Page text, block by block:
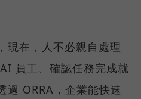
現在，人不必親自處理
員工、確認任務完成就
過 ORRA，企業能快速